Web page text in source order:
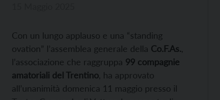
Con un lungo applauso e una “standing
ovation” l’assemblea generale della Co.F.As.
l’associazione che raggruppa 99 compagnie
amatoriali del Trentino , ha approvato
all’unanimità domenica 11 maggio presso il